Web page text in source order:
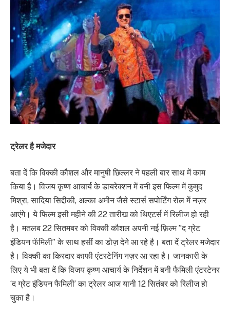
ट्रेलर है मजेदार
बता दें कि विक्की कौशल और मानुषी छिल्लर ने पहली बार साथ में काम
किया है। विजय कृष्ण आचार्य के डायरेक्शन में बनी इस फिल्म में कुमुद
मिश्रा, सादिया सिद्दीकी, अल्का अमीन जैसे स्टार्स सपोर्टिंग रोल में नज़र
आएंगे। ये फिल्म इसी महीने की 22 तारीख को थिएटर्स में रिलीज हो रही
है। मतलब 22 सितमबर को विक्की कौशल अपनी नई फ़िल्म ”द ग्रेट
इंडियन फॅमिली” के साथ हसीं का डोज़ देने आ रहे है। बता दें ट्रेलर मजेदार
है। विक्की का किरदार काफी एंटरटेनिंग नज़र आ रहा है। जानकारी के
लिए ये भी बता दें कि विजय कृष्ण आचार्य के निर्देशन में बनी फैमिली एंटरटेनर
‘द ग्रेट इंडियन फैमिली’ का ट्रेलर आज यानी 12 सितंबर को रिलीज हो
चुका है।